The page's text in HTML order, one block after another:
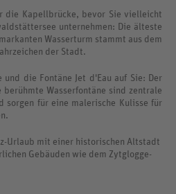
die Kapellbrücke, bevor Sie vielleicht
unternehmen: Die älteste
Wasserturm stammt aus dem
der Stadt.
die Fontäne Jet d'Eau auf Sie: Der
Wasserfontäne sind zentrale
sorgen für eine malerische Kulisse für
Urlaub mit einer historischen Altstadt
Gebäuden wie dem Zytglogge-